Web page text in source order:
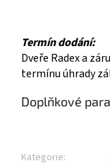
Termín dodání:
Dveře Radex a
termínu úhrady
Doplňkové
Kategorie: